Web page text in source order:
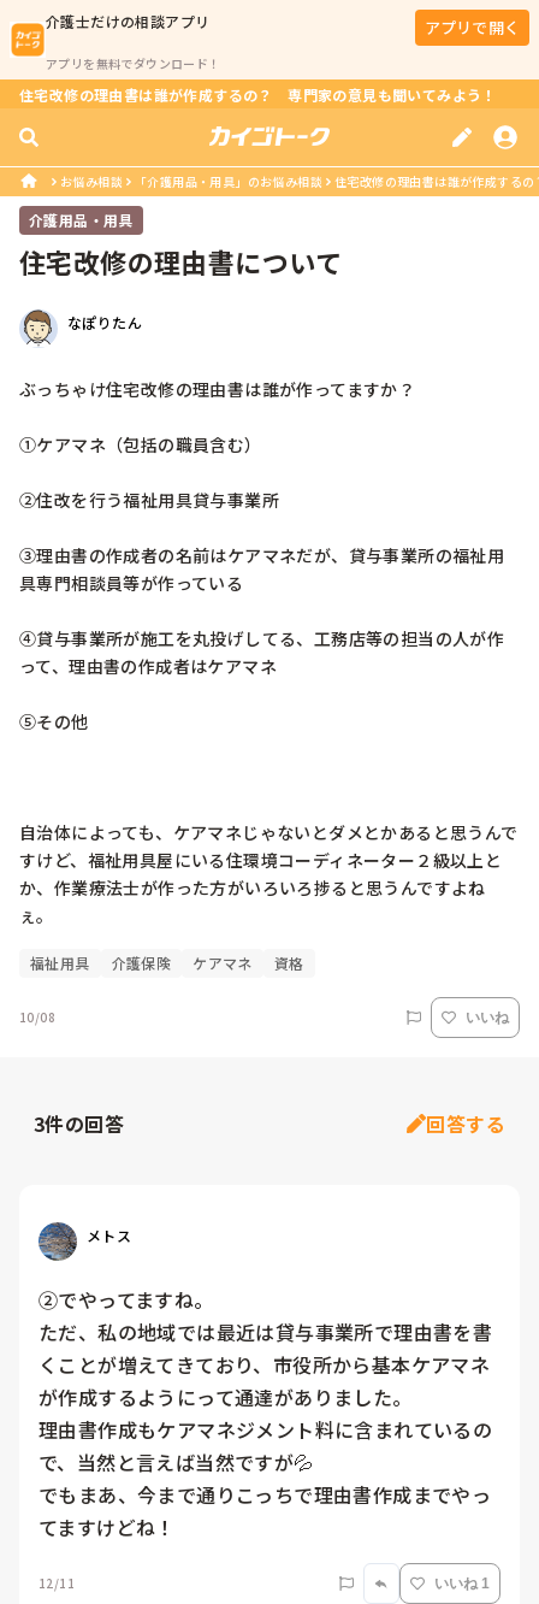
介護士だけの相談アプリ
アプリを無料でダウンロード！
アプリで開く
住宅改修の理由書は誰が作成するの？ 専門家の意見も聞いてみよう！
お悩み相談 「介護用品・用具」のお悩み相談 住宅改修の理由書は誰が作成する
介護用品・用具
住宅改修の理由書について
なぽりたん
ぶっちゃけ住宅改修の理由書は誰が作ってますか？
①ケアマネ（包括の職員含む）
②住改を行う福祉用具貸与事業所
③理由書の作成者の名前はケアマネだが、貸与事業所の福祉用
具専門相談員等が作っている
④貸与事業所が施工を丸投げしてる、工務店等の担当の人が作
って、理由書の作成者はケアマネ
⑤その他
自治体によっても、ケアマネじゃないとダメとかあると思うんで
すけど、福祉用具屋にいる住環境コーディネーター２級以上と
か、作業療法士が作った方がいろいろ捗ると思うんですよね
ぇ。
福祉用具 介護保険 ケアマネ 資格
10/08 いいね
3件の回答 回答する
メトス
②でやってますね。
ただ、私の地域では最近は貸与事業所で理由書を書
くことが増えてきており、市役所から基本ケアマネ
が作成するようにって通達がありました。
理由書作成もケアマネジメント料に含まれているの
で、当然と言えば当然ですが💦
でもまあ、今まで通りこっちで理由書作成までやっ
12/11 いいね 1